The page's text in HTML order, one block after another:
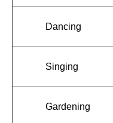
Dancing
Singing
Gardening